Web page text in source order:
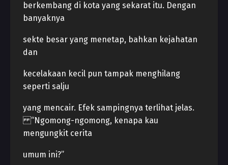
berkembang di kota yang sekarat itu. Dengan
banyaknya
sekte besar yang menetap, bahkan kejahatan
dan
kecelakaan kecil pun tampak menghilang
seperti salju
yang mencair. Efek sampingnya terlihat jelas.
“Ngomong-ngomong, kenapa kau
mengungkit cerita
umum ini?”